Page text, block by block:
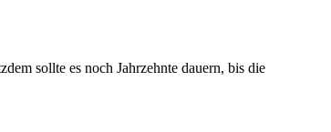
sollte es noch Jahrzehnte dauern, bis die